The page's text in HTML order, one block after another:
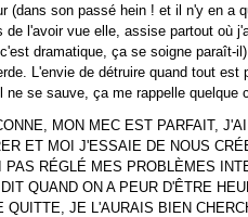
(dans son passé hein ! et il n'y en a
de l'avoir vue elle, assise partout où
dramatique, ça se soigne paraît-
L'envie de détruire quand tout est
ne se sauve, ça me rappelle quelque
MON MEC EST PARFAIT,
ET MOI J'ESSAIE DE NOUS
PAS RÉGLÉ MES PROBLÈMES
QUAND ON A PEUR D'ÊTRE
QUITTE, JE L'AURAIS BIEN